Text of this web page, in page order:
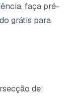
faça pré-
grátis para
de: